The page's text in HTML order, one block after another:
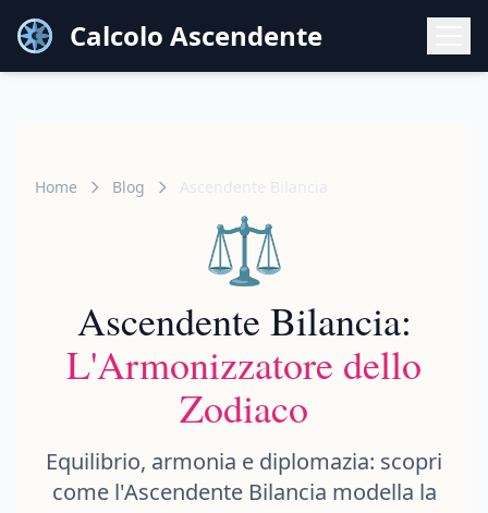
Calcolo Ascendente
Home Blog Ascendente Bilancia
⚖️
Ascendente Bilancia:
L'Armonizzatore dello
Zodiaco
Equilibrio, armonia e diplomazia: scopri
come l'Ascendente Bilancia modella la